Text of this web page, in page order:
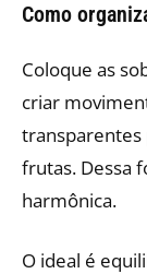
Como
Coloque as
criar
transparentes
frutas. Dessa
harmônica.
O ideal é